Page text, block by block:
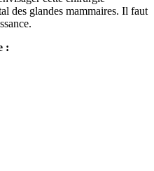
des glandes mammaires. Il faut
: